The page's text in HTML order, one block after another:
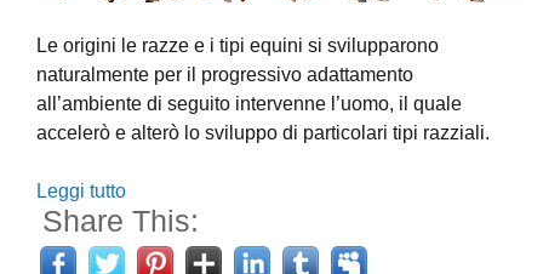
Le origini le razze e i tipi equini si svilupparono
naturalmente per il progressivo adattamento
all’ambiente di seguito intervenne l’uomo, il quale
accelerò e alterò lo sviluppo di particolari tipi razziali.
Leggi tutto
Share This: